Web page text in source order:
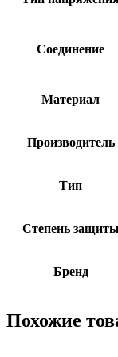
Соединение
Материал
Производитель
Тип
Степень защиты
Бренд
Похожие